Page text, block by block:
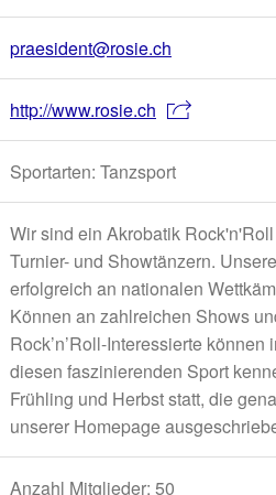
praesident@rosie.ch
http://www.rosie.ch
Sportarten: Tanzsport
Wir sind ein Akrobatik
Turnier- und Showtänzern.
erfolgreich an nationalen
Können an zahlreichen Shows
Rock’n’Roll-Interessierte
diesen faszinierenden Sport
Frühling und Herbst statt, die
unserer Homepage
Anzahl Mitglieder: 50